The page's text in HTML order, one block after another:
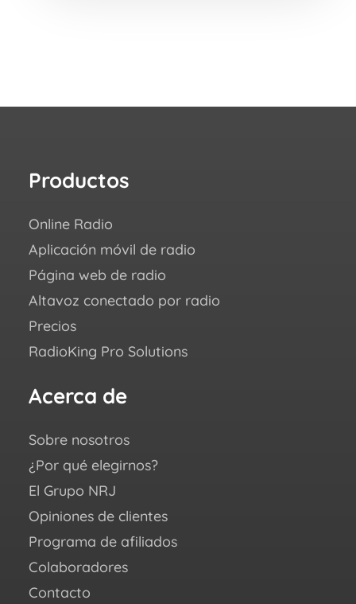
Productos
Online Radio
Aplicación móvil de radio
Página web de radio
Altavoz conectado por radio
Precios
RadioKing Pro Solutions
Acerca de
Sobre nosotros
¿Por qué elegirnos?
El Grupo NRJ
Opiniones de clientes
Programa de afiliados
Colaboradores
Contacto